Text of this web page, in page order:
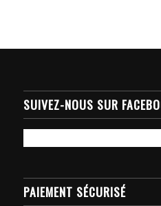
SUIVEZ-NOUS SUR
PAIEMENT SÉCURISÉ